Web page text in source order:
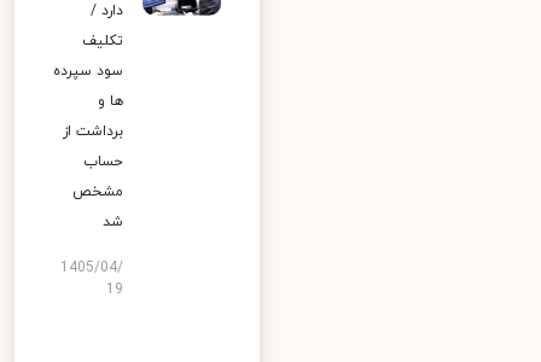
دارد /
تکلیف
سود سپرده
ها و
برداشت از
حساب
مشخص
شد
1405/04/
19